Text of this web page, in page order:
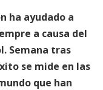
ha ayudado a
a causa del
Semana tras
se mide en las
que han